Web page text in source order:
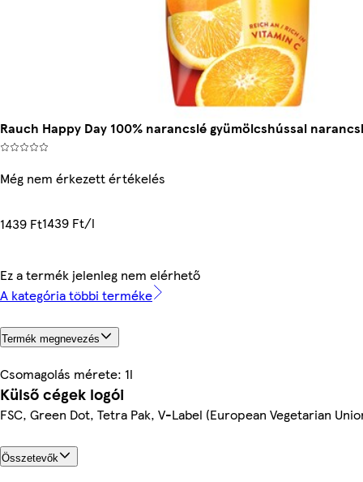
Rauch Happy Day 100% narancslé gyümölcshússal
Még nem érkezett értékelés
1439 Ft1439 Ft/l
Ez a termék jelenleg nem elérhető
A kategória többi terméke
Termék megnevezés
Csomagolás mérete: 1l
Külső cégek logói
FSC, Green Dot, Tetra Pak, V-Label (European Vegetarian
Összetevők